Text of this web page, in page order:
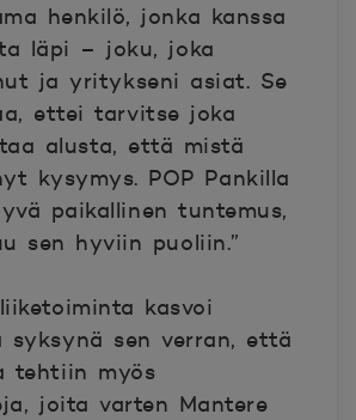
henkilö, jonka kanssa
läpi – joku, joka
ja yritykseni asiat. Se
ettei tarvitse joka
alusta, että mistä
kysymys. POP Pankilla
paikallinen tuntemus,
sen hyviin puoliin.”
kasvoi
syksynä sen verran, että
tehtiin myös
joita varten Mantere